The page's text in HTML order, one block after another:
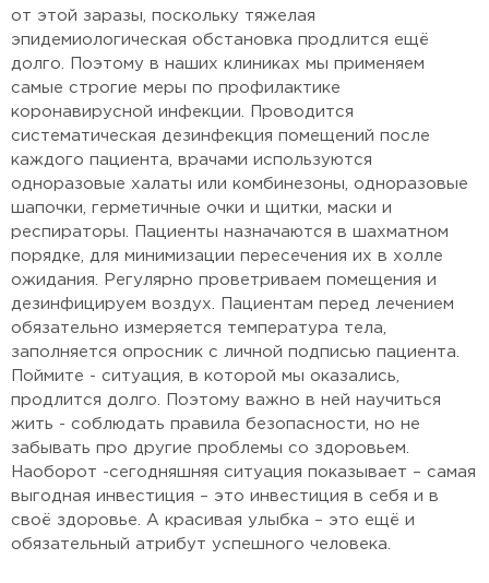
от этой заразы, поскольку тяжелая
эпидемиологическая обстановка продлится ещё
долго. Поэтому в наших клиниках мы применяем
самые строгие меры по профилактике
коронавирусной инфекции. Проводится
систематическая дезинфекция помещений после
каждого пациента, врачами используются
одноразовые халаты или комбинезоны, одноразовые
шапочки, герметичные очки и щитки, маски и
респираторы. Пациенты назначаются в шахматном
порядке, для минимизации пересечения их в холле
ожидания. Регулярно проветриваем помещения и
дезинфицируем воздух. Пациентам перед лечением
обязательно измеряется температура тела,
заполняется опросник с личной подписью пациента.
Поймите - ситуация, в которой мы оказались,
продлится долго. Поэтому важно в ней научиться
жить - соблюдать правила безопасности, но не
забывать про другие проблемы со здоровьем.
Наоборот -сегодняшняя ситуация показывает – самая
выгодная инвестиция – это инвестиция в себя и в
своё здоровье. А красивая улыбка – это ещё и
обязательный атрибут успешного человека.